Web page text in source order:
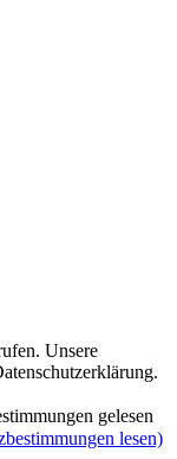
Unsere
gelesen
lesen)